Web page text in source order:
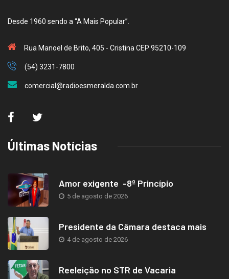
Desde 1960 sendo a “A Mais Popular”.
Rua Manoel de Brito, 405 - Cristina CEP 95210-109
(54) 3231-7800
comercial@radioesmeralda.com.br
Últimas Notícias
Amor exigente -8º Princípio
5 de agosto de 2026
Presidente da Câmara destaca mais
4 de agosto de 2026
Reeleição no STR de Vacaria